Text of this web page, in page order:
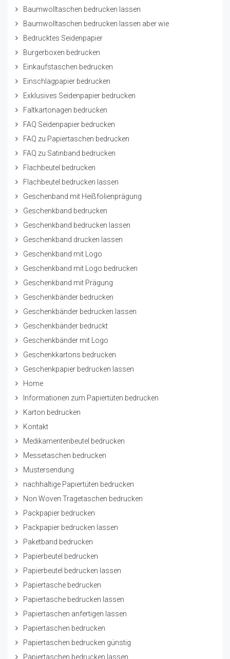
Baumwolltaschen bedrucken lassen
Baumwolltaschen bedrucken lassen aber wie
Bedrucktes Seidenpapier
Burgerboxen bedrucken
Einkaufstaschen bedrucken
Einschlagpapier bedrucken
Exklusives Seidenpapier bedrucken
Faltkartonagen bedrucken
FAQ Seidenpapier bedrucken
FAQ zu Papiertaschen bedrucken
FAQ zu Satinband bedrucken
Flachbeutel bedrucken
Flachbeutel bedrucken lassen
Geschenband mit Heißfolienprägung
Geschenkband bedrucken
Geschenkband bedrucken lassen
Geschenkband drucken lassen
Geschenkband mit Logo
Geschenkband mit Logo bedrucken
Geschenkband mit Prägung
Geschenkbänder bedrucken
Geschenkbänder bedrucken lassen
Geschenkbänder bedruckt
Geschenkbänder mit Logo
Geschenkkartons bedrucken
Geschenkpapier bedrucken lassen
Home
Informationen zum Papiertüten bedrucken
Karton bedrucken
Kontakt
Medikamentenbeutel bedrucken
Messetaschen bedrucken
Mustersendung
nachhaltige Papiertüten bedrucken
Non Woven Tragetaschen bedrucken
Packpapier bedrucken
Packpapier bedrucken lassen
Paketband bedrucken
Papierbeutel bedrucken
Papierbeutel bedrucken lassen
Papiertasche bedrucken
Papiertasche bedrucken lassen
Papiertaschen anfertigen lassen
Papiertaschen bedrucken
Papiertaschen bedrucken günstig
Papiertaschen bedrucken lassen